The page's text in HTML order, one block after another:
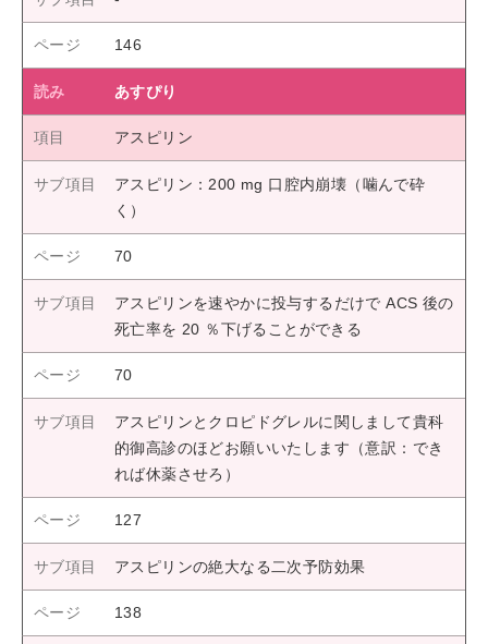
146
あすぴり
アスピリン
アスピリン：200 mg 口腔内崩壊（噛んで砕
く）
70
アスピリンを速やかに投与するだけで ACS 後の
死亡率を 20 ％下げることができる
70
アスピリンとクロピドグレルに関しまして貴科
的御高診のほどお願いいたします（意訳：でき
れば休薬させろ）
127
アスピリンの絶大なる二次予防効果
138